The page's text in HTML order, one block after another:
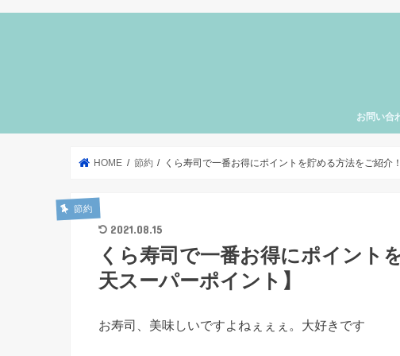
お問い合
HOME 節約 くら寿司で一番お得にポイントを貯める方法をご紹介
節約
2021.08.15
くら寿司で一番お得にポイン
天スーパーポイント】
お寿司、美味しいですよねぇぇぇ。大好きです